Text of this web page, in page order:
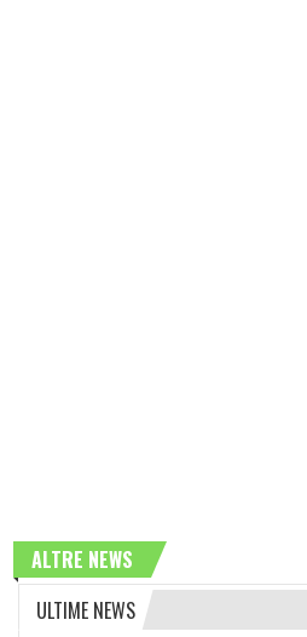
ALTRE NEWS
ULTIME NEWS